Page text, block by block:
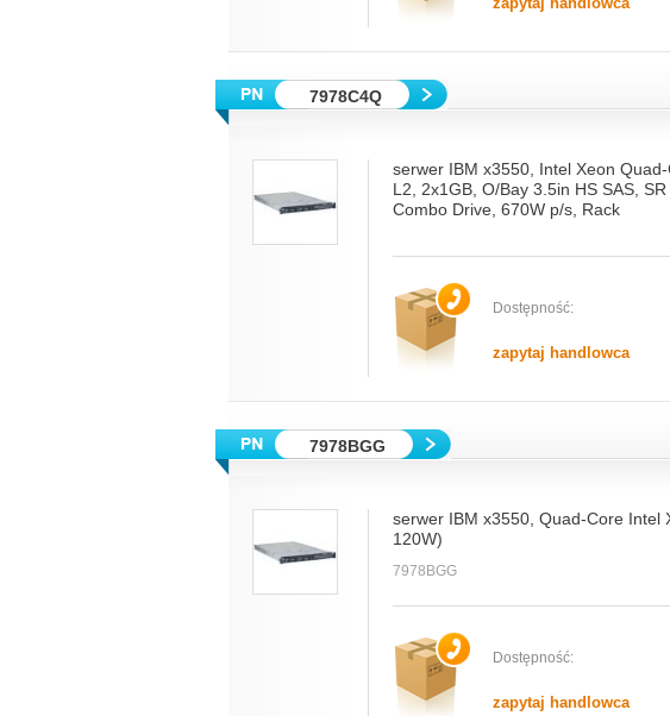
7978C4Q
serwer IBM x3550, Intel Xeon
L2, 2x1GB, O/Bay 3.5in HS SAS,
Combo Drive, 670W p/s, Rack
Dostępność:
zapytaj handlowca
7978BGG
serwer IBM x3550, Quad-Core Intel
120W)
7978BGG
Dostępność:
zapytaj handlowca